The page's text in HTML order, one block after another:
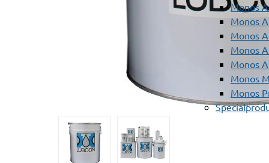
Monos
Monos
Monos
Monos
Monos
Monos
Monos